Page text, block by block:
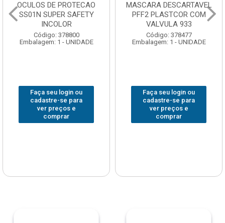
OCULOS DE PROTECAO
SS01N SUPER SAFETY
INCOLOR
Código: 378800
Embalagem: 1 - UNIDADE
Faça seu login ou
cadastre-se para
ver preços e
comprar
MASCARA DESCARTAVEL
PFF2 PLASTCOR COM
VALVULA 933
Código: 378477
Embalagem: 1 - UNIDADE
Faça seu login ou
cadastre-se para
ver preços e
comprar